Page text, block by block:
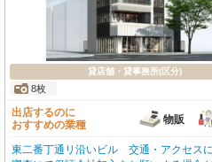
貸店舗・貸事務所(区分)
8枚
出店するのに
おすすめの業種
物販
東二番丁通リ沿いビル 交通・アクセ